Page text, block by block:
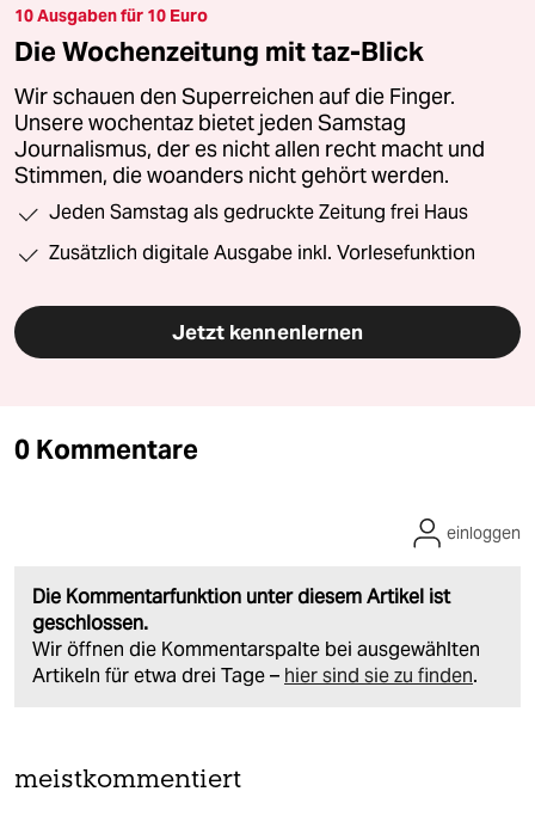
10 Ausgaben für 10 Euro
Die Wochenzeitung mit taz-Blick
Wir schauen den Superreichen auf die Finger.
Unsere wochentaz bietet jeden Samstag
Journalismus, der es nicht allen recht macht und
Stimmen, die woanders nicht gehört werden.
Jeden Samstag als gedruckte Zeitung frei Haus
Zusätzlich digitale Ausgabe inkl. Vorlesefunktion
Jetzt kennenlernen
0 Kommentare
Die Kommentarfunktion unter diesem Artikel ist
geschlossen.
Wir öffnen die Kommentarspalte bei ausgewählten
Artikeln für etwa drei Tage – hier sind sie zu finden.
einloggen
meistkommentiert